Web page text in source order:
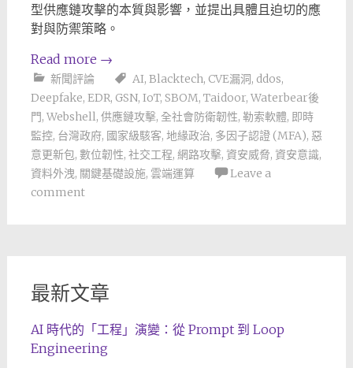
型供應鏈攻擊的本質與影響，並提出具體且迫切的應
對與防禦策略。
Read more →
新聞評論 AI, Blacktech, CVE漏洞, ddos,
Deepfake, EDR, GSN, IoT, SBOM, Taidoor, Waterbear後
門, Webshell, 供應鏈攻擊, 全社會防衛韌性, 勒索軟體, 即時
監控, 台灣政府, 國家級駭客, 地緣政治, 多因子認證 (MFA), 惡
意更新包, 數位韌性, 社交工程, 網路攻擊, 資安威脅, 資安意識,
資料外洩, 關鍵基礎設施, 雲端運算
Leave a
comment
最新文章
AI 時代的「工程」演變：從 Prompt 到 Loop
Engineering